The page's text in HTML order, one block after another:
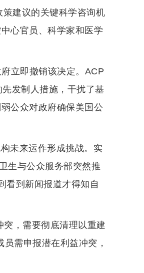
建议的关键科学咨询机
心官员、科学家和医学
立即撤销该决定。ACP
发制人措施，干扰了基
公众对政府确保美国公
未来运作形成挑战。实
生与公众服务部突然推
看到新闻报道才得知自
，需要彻底清理以重建
需申报潜在利益冲突，